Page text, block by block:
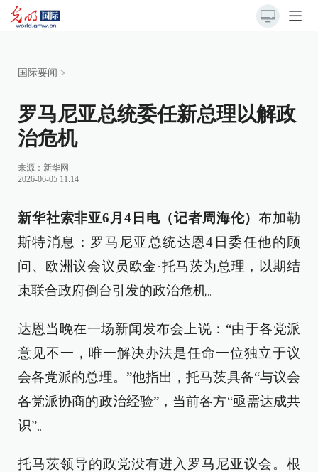
国际要闻 >
罗马尼亚总统委任新总理以解政
治危机
来源： 新华网
2026-06-05 11:14
新华社索非亚6月4日电（记者周海伦）布加勒
斯特消息：罗马尼亚总统达恩4日委任他的顾
问、欧洲议会议员欧金·托马茨为总理，以期结
束联合政府倒台引发的政治危机。
达恩当晚在一场新闻发布会上说：“由于各党派
意见不一，唯一解决办法是任命一位独立于议
会各党派的总理。”他指出，托马茨具备“与议会
各党派协商的政治经验”，当前各方“亟需达成共
识”。
托马茨领导的政党没有进入罗马尼亚议会。根